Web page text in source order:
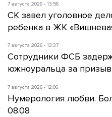
7 августа 2026 - 13:56
СК завел уголовное
ребенка в ЖК
7 августа 2026 - 13:37
Сотрудники ФСБ
южноуральца за
7 августа 2026 - 12:06
Нумерология любви.
08.08